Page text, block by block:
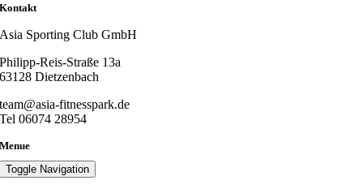
Kontakt
Asia Sporting Club GmbH
Philipp-Reis-Straße 13a
63128 Dietzenbach
team@asia-fitnesspark.de
Tel 06074 28954
Menue
Toggle Navigation